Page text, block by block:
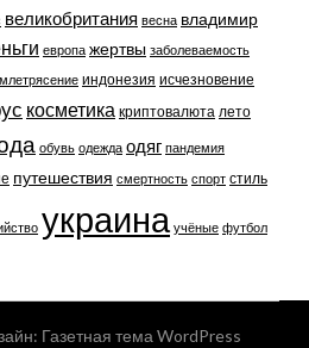
великобритания весна владимир
европа жертвы заболеваемость
индонезия исчезновение
косметика криптовалюта лето
обувь одежда одяг пандемия
путешествия смертность спорт стиль
украина учёные футбол
Газетная тема WordPress